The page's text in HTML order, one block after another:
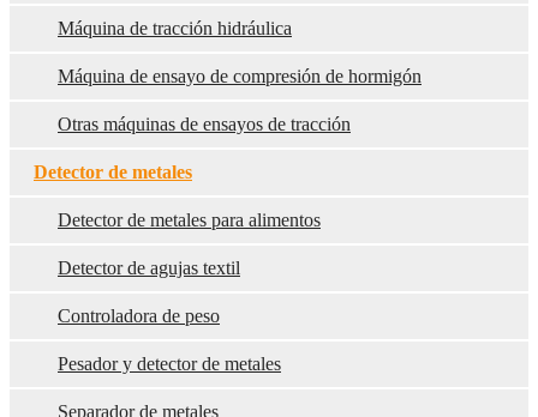
Máquina de tracción hidráulica
Máquina de ensayo de compresión de hormigón
Otras máquinas de ensayos de tracción
Detector de metales
Detector de metales para alimentos
Detector de agujas textil
Controladora de peso
Pesador y detector de metales
Separador de metales